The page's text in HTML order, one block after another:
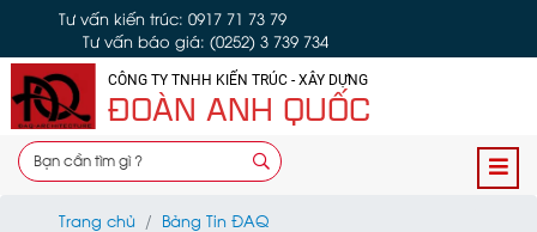
Tư vấn kiến trúc: 0917 71 73 79
Tư vấn báo giá: (0252) 3 739 734
CÔNG TY TNHH KIẾN TRÚC - XÂY DỰNG
ĐOÀN ANH QUỐC
Trang chủ Bảng Tin ĐAQ